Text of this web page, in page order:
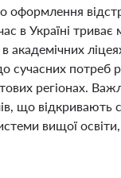
в Україні
академічних
сучасних потреб
регіонах.
що відкривають
вищої